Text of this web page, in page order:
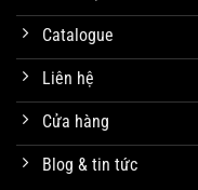
Catalogue
Liên hệ
Cửa hàng
Blog & tin tức